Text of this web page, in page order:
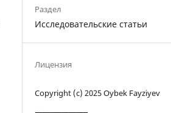
Раздел
Исследовательские статьи
Лицензия
Copyright (c) 2025 Oybek Fayziyev